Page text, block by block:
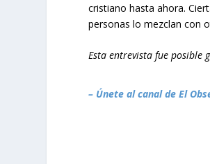
cristiano hasta ahora.
personas lo mezclan con
Esta entrevista fue posible
– Únete al canal de El